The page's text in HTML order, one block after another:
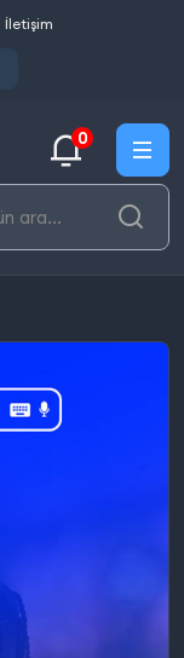
İletişim
0